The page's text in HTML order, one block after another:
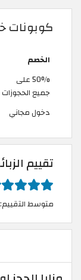
كوبونات
الخصم
50% على
جميع الحجوزات
دخول مجاني
تقييم
متوسط التقييم: 4.8 من 5 نجوم بواسطة 329 مستخدم